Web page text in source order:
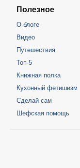
Полезное
О блоге
Видео
Путешествия
Топ-5
Книжная полка
Кухонный фетишизм
Сделай сам
Шефская помощь